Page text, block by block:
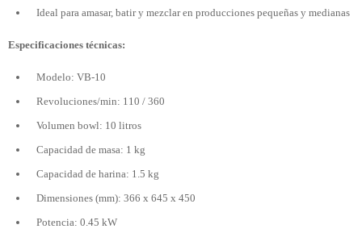
Ideal para amasar, batir y mezclar en producciones pequeñas y medianas
Especificaciones técnicas:
Modelo: VB-10
Revoluciones/min: 110 / 360
Volumen bowl: 10 litros
Capacidad de masa: 1 kg
Capacidad de harina: 1.5 kg
Dimensiones (mm): 366 x 645 x 450
Potencia: 0.45 kW